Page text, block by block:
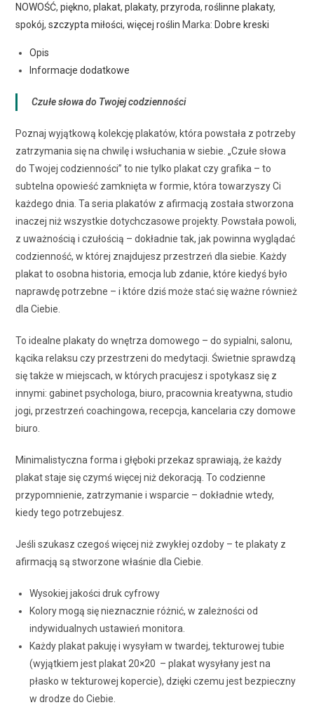
NOWOŚĆ,piękno,plakat,plakaty,przyroda,roślinne plakaty,
spokój,szczypta miłości,więcej roślin Marka:Dobre kreski
Opis
Informacje dodatkowe
Czułe słowa do Twojej codzienności
Poznaj wyjątkową kolekcję plakatów, która powstała z potrzeby
zatrzymania się na chwilę i wsłuchania w siebie. „Czułe słowa
do Twojej codzienności” to nie tylko plakat czy grafika – to
subtelna opowieść zamknięta w formie, która towarzyszy Ci
każdego dnia. Ta seria plakatów z afirmacją została stworzona
inaczej niż wszystkie dotychczasowe projekty. Powstała powoli,
z uważnością i czułością – dokładnie tak, jak powinna wyglądać
codzienność, w której znajdujesz przestrzeń dla siebie. Każdy
plakat to osobna historia, emocja lub zdanie, które kiedyś było
naprawdę potrzebne – i które dziś może stać się ważne również
dla Ciebie.
To idealne plakaty do wnętrza domowego – do sypialni, salonu,
kącika relaksu czy przestrzeni do medytacji. Świetnie sprawdzą
się także w miejscach, w których pracujesz i spotykasz się z
innymi: gabinet psychologa, biuro, pracownia kreatywna, studio
jogi, przestrzeń coachingowa, recepcja, kancelaria czy domowe
biuro.
Minimalistyczna forma i głęboki przekaz sprawiają, że każdy
plakat staje się czymś więcej niż dekoracją. To codzienne
przypomnienie, zatrzymanie i wsparcie – dokładnie wtedy,
kiedy tego potrzebujesz.
Jeśli szukasz czegoś więcej niż zwykłej ozdoby – te plakaty z
afirmacją są stworzone właśnie dla Ciebie.
Wysokiej jakości druk cyfrowy
Kolory mogą się nieznacznie różnić, w zależności od
indywidualnych ustawień monitora.
Każdy plakat pakuję i wysyłam w twardej, tekturowej tubie
(wyjątkiem jest plakat 20×20 – plakat wysyłany jest na
płasko w tekturowej kopercie), dzięki czemu jest bezpieczny
w drodze do Ciebie.